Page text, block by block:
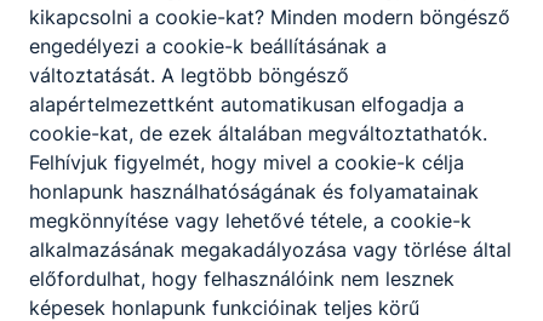
műveleteket hajt végre;
árut rendel, árut vesz át, árut raktároz
szakosítva;
betartja és betartatja a HACCP
szabályzatot;
anyagi és erkölcsi felelősséget vállal a
rábízott javakért;
a konyhatechnológiai eljárásokat
tudatosan alkalmazza;
képes a segédszemélyzet munkáját
összehangolni, irányítani.
kikapcsolni a cookie-kat? Minden modern böngésző
engedélyezi a cookie-k beállításának a
változtatását. A legtöbb böngésző
alapértelmezettként automatikusan elfogadja a
cookie-kat, de ezek általában megváltoztathatók.
Felhívjuk figyelmét, hogy mivel a cookie-k célja
honlapunk használhatóságának és folyamatainak
megkönnyítése vagy lehetővé tétele, a cookie-k
alkalmazásának megakadályozása vagy törlése által
előfordulhat, hogy felhasználóink nem lesznek
képesek honlapunk funkcióinak teljes körű